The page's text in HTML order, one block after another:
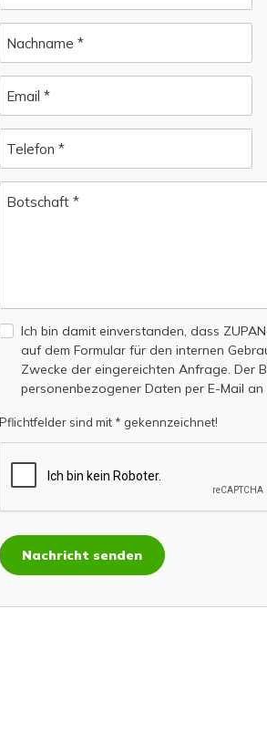
Nachname *
Email *
Telefon *
Botschaft *
Ich bin damit einverstanden, dass
auf dem Formular für den internen
Zwecke der eingereichten Anfrage. Der
personenbezogener Daten per E-Mail
Pflichtfelder sind mit * gekennzeichnet!